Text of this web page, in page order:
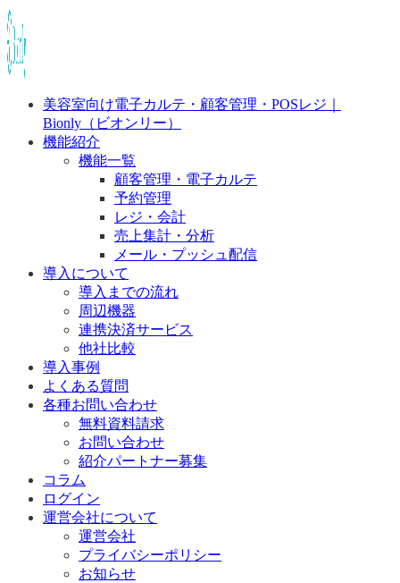
美容室向け電子カルテ・顧客管理・POSレジ｜
Bionly（ビオンリー）
機能紹介
機能一覧
顧客管理・電子カルテ
予約管理
レジ・会計
売上集計・分析
メール・プッシュ配信
導入について
導入までの流れ
周辺機器
連携決済サービス
他社比較
導入事例
よくある質問
各種お問い合わせ
無料資料請求
お問い合わせ
紹介パートナー募集
コラム
ログイン
運営会社について
運営会社
プライバシーポリシー
お知らせ